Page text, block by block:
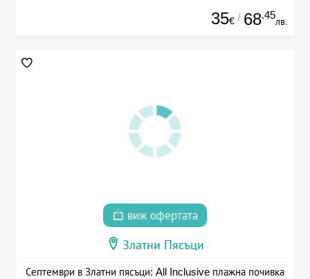
35€ / 68.45
лв.
виж офертата
Златни Пясъци
Септември в Златни пясъци: All Inclusive плажна почивка